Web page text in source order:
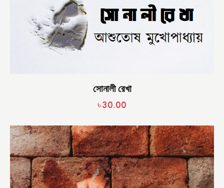
সোনালী রেখা
৳30.00